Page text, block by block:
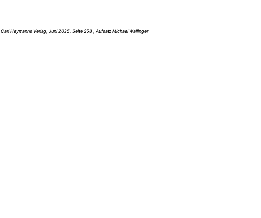
Heymanns Verlag, Juni 2025, Seite 258 , Aufsatz Michael Wallinger